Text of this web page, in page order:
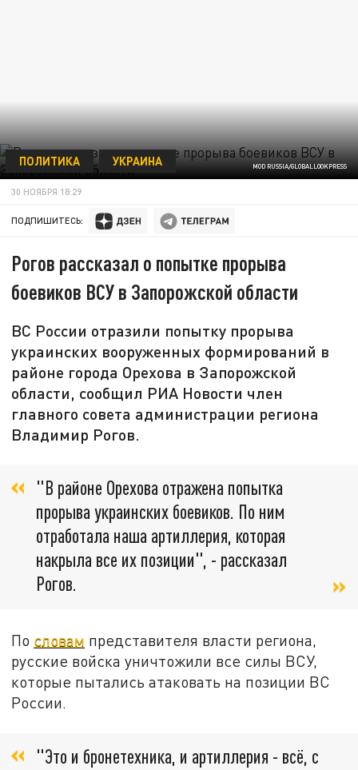
MOD RUSSIA/GLOBALLOOKPRESS
ПОЛИТИКА УКРАИНА
30 НОЯБРЯ 18:29
ПОДПИШИТЕСЬ:
Рогов рассказал о попытке прорыва
боевиков ВСУ в Запорожской области
ВС России отразили попытку прорыва
украинских вооруженных формирований в
районе города Орехова в Запорожской
области, сообщил РИА Новости член
главного совета администрации региона
Владимир Рогов.
"В районе Орехова отражена попытка
прорыва украинских боевиков. По ним
отработала наша артиллерия, которая
накрыла все их позиции", - рассказал
Рогов.
По словам представителя власти региона,
русские войска уничтожили все силы ВСУ,
которые пытались атаковать на позиции ВС
России.
"Это и бронетехника, и артиллерия - всё, с